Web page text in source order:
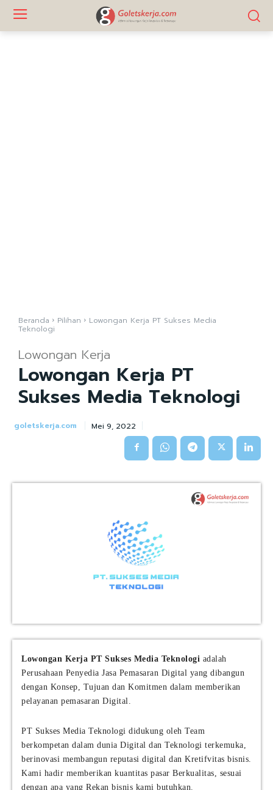
Beranda Pilihan Lowongan Kerja PT Sukses Media
Teknologi
Lowongan Kerja
Lowongan Kerja PT
Sukses Media Teknologi
goletskerja.com Mei 9, 2022
Lowongan Kerja PT Sukses Media Teknologi adalah
Perusahaan Penyedia Jasa Pemasaran Digital yang dibangun
dengan Konsep, Tujuan dan Komitmen dalam memberikan
pelayanan pemasaran Digital.
PT Sukses Media Teknologi didukung oleh Team
berkompetan dalam dunia Digital dan Teknologi terkemuka,
berinovasi membangun reputasi digital dan Kretifvitas bisnis.
Kami hadir memberikan kuantitas pasar Berkualitas, sesuai
dengan apa yang Rekan bisnis kami butuhkan.